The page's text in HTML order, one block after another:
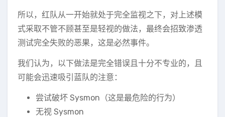
所以，红队从一开始就处于完全监视之下，对上述模
式采取不管不顾甚至是轻视的做法，最终会招致渗透
测试完全失败的恶果，这是必然事件。
我们认为，以下做法是完全错误且十分不专业的，且
可能会迅速吸引蓝队的注意：
尝试破坏 Sysmon（这是最危险的行为）
无视 Sysmon